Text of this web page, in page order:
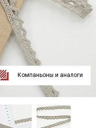
Компаньоны и аналоги